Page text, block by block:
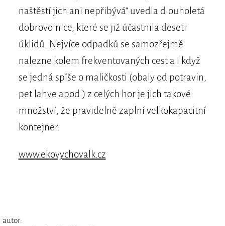
naštěstí jich ani nepřibývá“ uvedla dlouholetá
dobrovolnice, které se již účastnila deseti
úklidů. Nejvíce odpadků se samozřejmě
nalezne kolem frekventovaných cest a i když
se jedná spíše o maličkosti (obaly od potravin,
pet lahve apod.) z celých hor je jich takové
množství, že pravidelně zaplní velkokapacitní
kontejner.
www.ekovychovalk.cz
autor: